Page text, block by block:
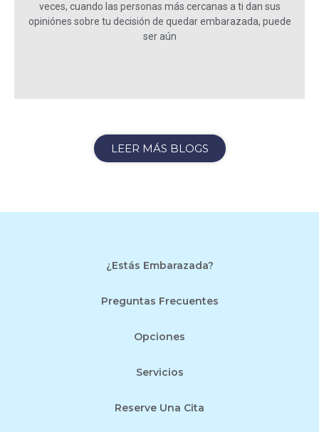
veces, cuando las personas más cercanas a ti dan sus
opiniónes sobre tu decisión de quedar embarazada, puede
ser aún
LEER MÁS BLOGS
¿Estás Embarazada?
Preguntas Frecuentes
Opciones
Servicios
Reserve Una Cita